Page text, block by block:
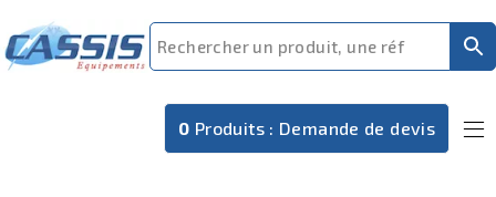
0 Produits : Demande de devis